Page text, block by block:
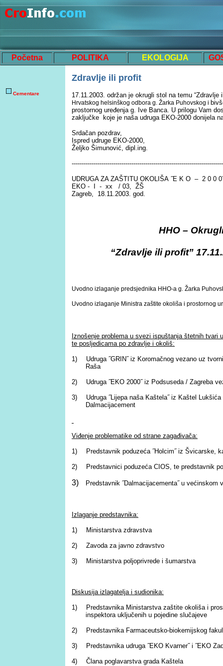
Početna POLITIKA EKOLOGIJA
Cementare
Zdravlje ili profit
17.11.2003. održan je okrugli stol na temu
Hrvatskog helsinškog odbora g. Žarka Puhovskog i
prostornog uređenja g. Ive Banca. U prilogu Vam
zaključke koje je naša udruga EKO-2000 donijela
Srdačan pozdrav,
Ispred udruge EKO-2000,
Željko Šimunović, dipl.ing.
UDRUGA ZA ZAŠTITU OKOLIŠA ˝E K O – 2 0 0
EKO - I - xx / 03, ŽŠ
Zagreb, 18.11.2003. god.
HHO –
“Zdravlje ili profit”
Uvodno izlaganje predsjednika HHO-a g. Žarka
Uvodno izlaganje Ministra zaštite okoliša i prostornog
Iznošenje problema u svezi ispuštanja štetnih tvari
te posljedicama po zdravlje i okoliš:
1)
Udruga ˝GRIN˝ iz Koromačnog vezano uz
Raša
2) Udruga ˝EKO 2000˝ iz Podsuseda / Zagreba
3)
Udruga ˝Lijepa naša Kaštela˝ iz Kaštel
Dalmacijacement
Viđenje problematike od strane zagađivača:
1) Predstavnik poduzeća ˝Holcim˝ iz Švicarske,
2) Predstavnici poduzeća CIOS, te predstavnik
3) Predstavnik ˝Dalmacijacementa˝ u većinskom
Izlaganje predstavnika:
1) Ministarstva zdravstva
2) Zavoda za javno zdravstvo
3) Ministarstva poljoprivrede i šumarstva
Diskusija izlagatelja i sudionika:
1)
Predstavnika Ministarstva zaštite okoliša i
inspektora uključenih u pojedine slučajeve
2) Predstavnika Farmaceutsko-biokemijskog
3) Predstavnika udruga ˝EKO Kvarner˝ i ˝EKO
4) Člana poglavarstva grada Kaštela